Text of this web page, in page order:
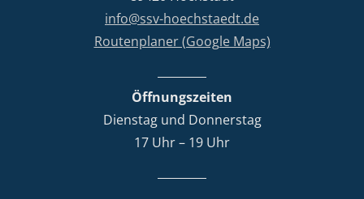
info@ssv-hoechstaedt.de
Routenplaner (Google Maps)
Öffnungszeiten
Dienstag und Donnerstag
17 Uhr – 19 Uhr